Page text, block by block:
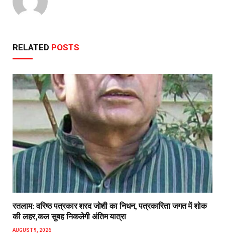
RELATED POSTS
रतलाम: वरिष्ठ पत्रकार शरद जोशी का निधन, पत्रकारिता जगत में शोक
की लहर,कल सुबह निकलेगी अंतिम यात्रा
AUGUST 9, 2026